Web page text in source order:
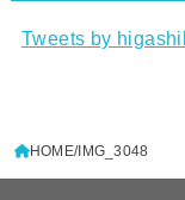
Tweets by
HOME IMG_3048